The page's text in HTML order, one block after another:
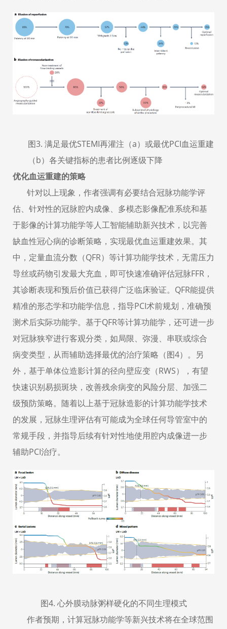
图3. 满足最优STEMI再灌注（a）或最优PCI血运重建
（b）各关键指标的患者比例逐级下降
优化血运重建的策略
针对以上现象，作者强调有必要结合冠脉功能学评
估、针对性的冠脉腔内成像、多模态影像配准系统和基
于影像的计算功能学等人工智能辅助新兴技术，以完善
缺血性冠心病的诊断策略，实现最优血运重建效果。其
中，定量血流分数（QFR）等计算功能学技术， 无需压力
导丝或药物引发最大充血，即可快速准确评估冠脉FFR ，
其诊断表现和预后价值已获得广泛临床验证。 QFR能提供
精准的形态学和功能学信息，指导PCI术前规划，准确预
测术后实际功能学。基于QFR等计算功能学，还可进一步
对冠脉狭窄进行客观分类，如局限、弥漫、串联或综合
病变类型，从而辅助选择最优的治疗策略（图4）。 另
外， 基于单体位造影计算的径向壁应变（RWS），有望
快速识别易损斑块，改善残余病变的风险分层、加强二
级预防策略。随着以上基于冠脉造影的计算功能学技术
的发展，冠脉生理评估有可能成为全球任何导管室中的
常规手段 ，并指导后续有针对性地使用腔内成像进一步
辅助PCI治疗。
图4. 心外膜动脉粥样硬化的不同生理模式
作者预期，计算冠脉功能学等新兴技术将在全球范围